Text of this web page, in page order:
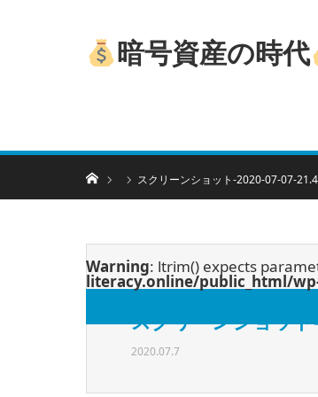
暗号資産の時代
ホーム スクリーンショット-2020-07-07-
Warning: ltrim() expects
literacy.online/public_html/
スクリーンショット
2020.07.7